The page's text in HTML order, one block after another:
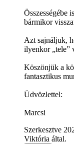
Összességébe
bármikor
Azt sajnáljuk,
ilyenkor „tele”
Köszönjük a
fantasztikus
Üdvözlettel:
Marcsi
Szerkesztve
Viktória által.